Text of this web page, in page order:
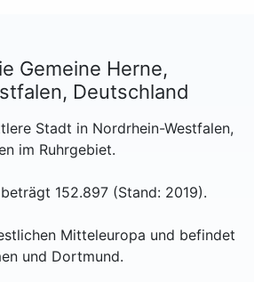
Gemeine Herne,
Deutschland
Stadt in Nordrhein-Westfalen,
im Ruhrgebiet.
152.897 (Stand: 2019).
Mitteleuropa und befindet
und Dortmund.